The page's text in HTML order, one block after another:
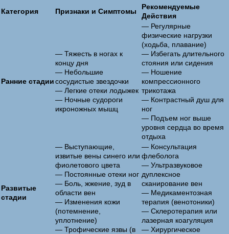
Категория Признаки и Симптомы
Рекомендуемые
Действия
Ранние стадии
— Тяжесть в ногах к
концу дня
— Небольшие
сосудистые звездочки
— Легкие отеки лодыжек
— Ночные судороги
икроножных мышц
— Регулярные
физические нагрузки
(ходьба, плавание)
— Избегать длительного
стояния или сидения
— Ношение
компрессионного
трикотажа
— Контрастный душ для
ног
— Подъем ног выше
уровня сердца во время
отдыха
Развитые
стадии
— Выступающие,
извитые вены синего или
фиолетового цвета
— Постоянные отеки ног
— Боль, жжение, зуд в
области вен
— Изменения кожи
(потемнение,
уплотнение)
— Трофические язвы (в
— Консультация
флеболога
— Ультразвуковое
дуплексное
сканирование вен
— Медикаментозная
терапия (венотоники)
— Склеротерапия или
лазерная коагуляция
— Хирургическое